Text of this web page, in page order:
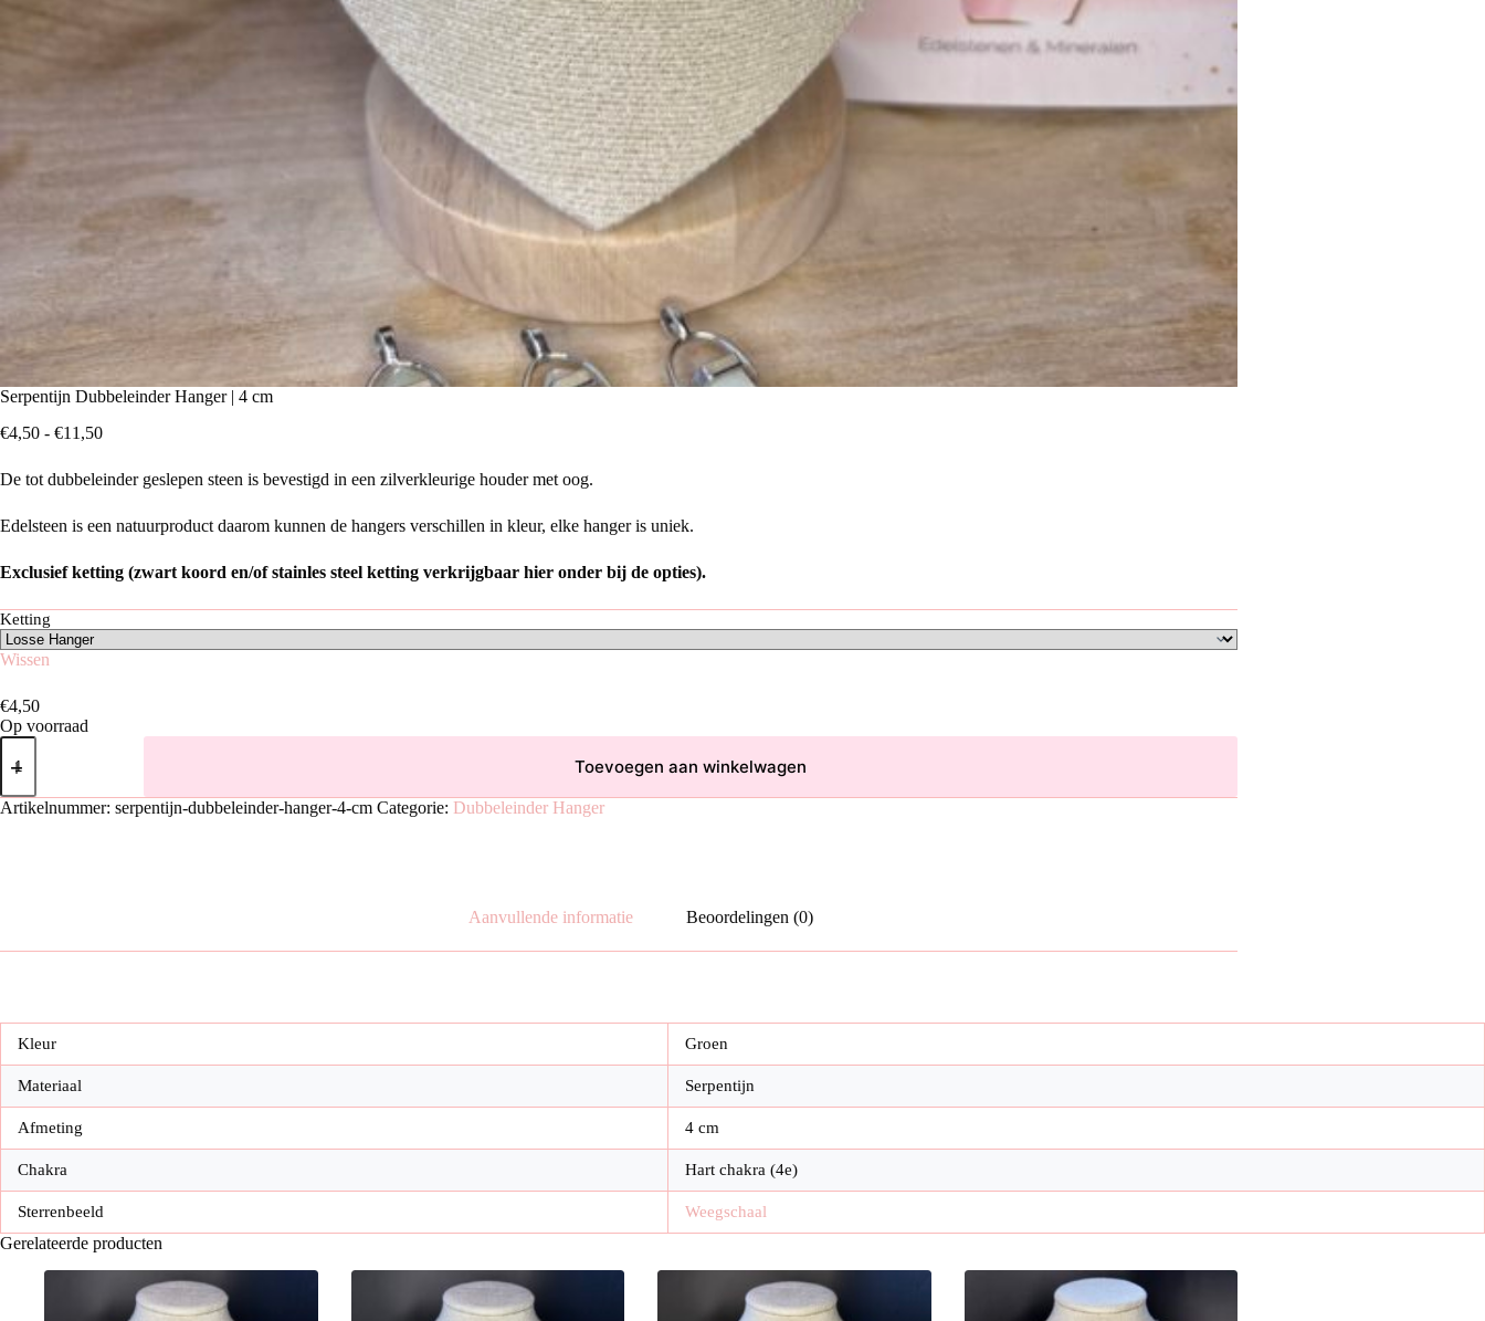
Serpentijn Dubbeleinder Hanger | 4 cm
€4,50 - €11,50Prijsklasse:
tot
€11,50
De tot dubbeleinder geslepen steen is bevestigd in een zilverkleurige houder met oog.
Edelsteen is een natuurproduct daarom kunnen de hangers verschillen in kleur, elke hanger is uniek.
Exclusief ketting (zwart koord en/of stainles steel ketting verkrijgbaar hier onder bij de opties).
Ketting
Wissen
€4,50
Op voorraad
Serpentijn
Dubbeleinder
|
4
Toevoegen aan winkelwagen
Artikelnummer: serpentijn-dubbeleinder-hanger-4-cm Categorie: Dubbeleinder Hanger
Aanvullende informatie Beoordelingen (0)
Kleur Groen
Materiaal Serpentijn
Afmeting 4 cm
Chakra Hart chakra (4e)
Sterrenbeeld Weegschaal
Gerelateerde producten